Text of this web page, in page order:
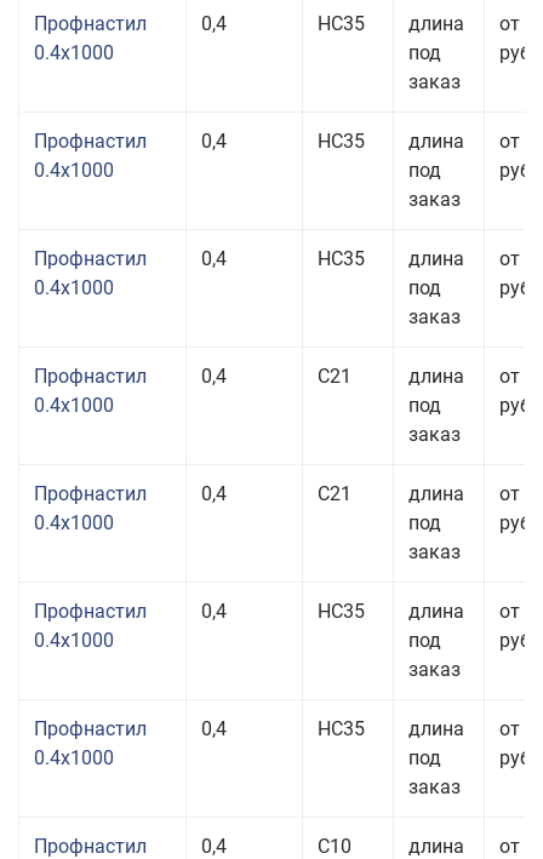
Профнастил
0.4x1000
0,4 НС35
длина
под
заказ
от
руб.
Профнастил
0.4x1000
0,4 НС35
длина
под
заказ
от
руб.
Профнастил
0.4x1000
0,4 НС35
длина
под
заказ
от
руб.
Профнастил
0.4x1000
0,4 С21
длина
под
заказ
от
руб.
Профнастил
0.4x1000
0,4 С21
длина
под
заказ
от
руб.
Профнастил
0.4x1000
0,4 НС35
длина
под
заказ
от
руб.
Профнастил
0.4x1000
0,4 НС35
длина
под
заказ
от
руб.
Профнастил
0,4 С10
длина
от